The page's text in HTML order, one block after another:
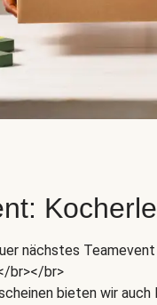
nächstes
br></br>
bieten wir